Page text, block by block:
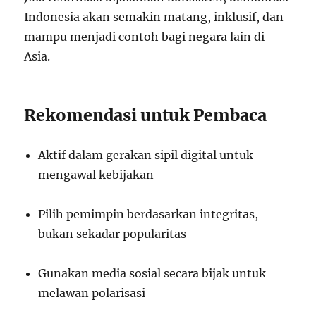
Indonesia akan semakin matang, inklusif, dan
mampu menjadi contoh bagi negara lain di
Asia.
Rekomendasi untuk Pembaca
Aktif dalam gerakan sipil digital untuk
mengawal kebijakan
Pilih pemimpin berdasarkan integritas,
bukan sekadar popularitas
Gunakan media sosial secara bijak untuk
melawan polarisasi